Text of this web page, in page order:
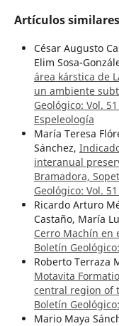
Artículos similares
César Augusto
Elim Sosa-
área kárstica de
un ambiente
Geológico: Vol.
Espeleología
María Teresa
Sánchez,
interanual
Bramadora,
Geológico: Vol.
Ricardo Arturo
Castaño, María
Cerro Machín en
Boletín
Roberto Terraza
Motavita
central region of
Boletín
Mario Maya